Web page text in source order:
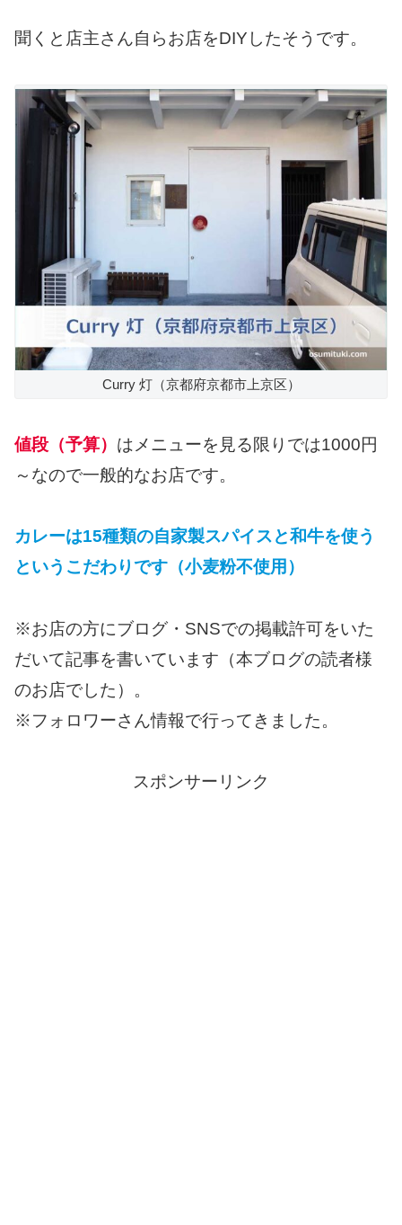
聞くと店主さん自らお店をDIYしたそうです。
Curry 灯（京都府京都市上京区）
値段（予算） はメニューを見る限りでは1000円
～なので一般的なお店です。
カレーは15種類の自家製スパイスと和牛を使う
というこだわりです（小麦粉不使用）
※お店の方にブログ・SNSでの掲載許可をいた
だいて記事を書いています（本ブログの読者様
のお店でした）。
※フォロワーさん情報で行ってきました。
スポンサーリンク